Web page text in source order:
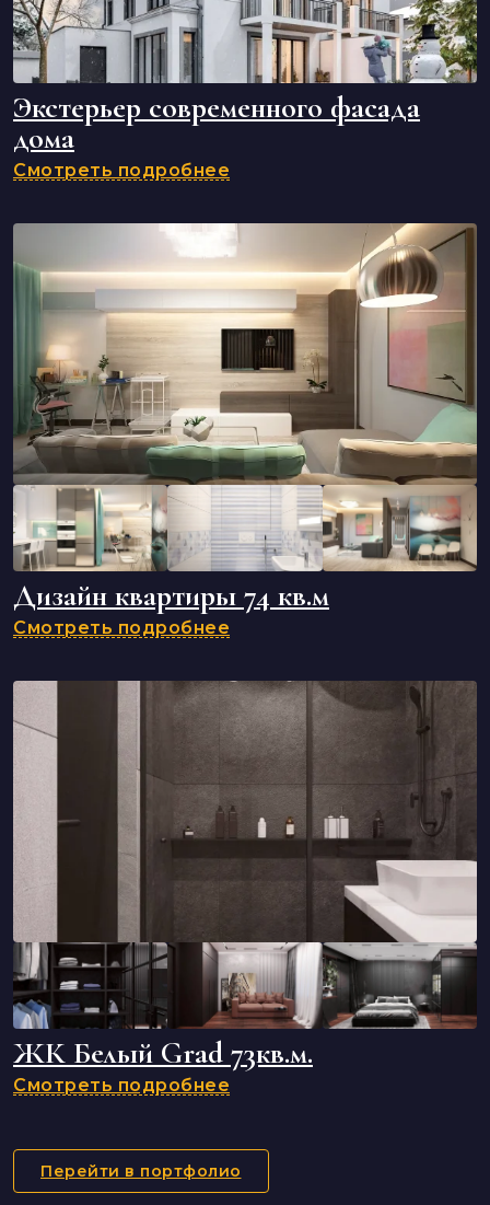
Экстерьер современного фасада
дома
Смотреть подробнее
Дизайн квартиры 74 кв.м
Смотреть подробнее
ЖК Белый Grad 73кв.м.
Смотреть подробнее
Перейти в портфолио